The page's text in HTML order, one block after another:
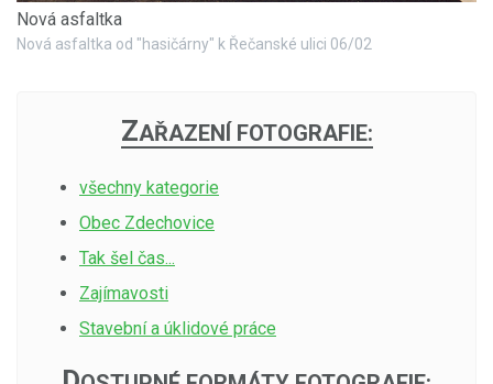
Nová asfaltka
Nová asfaltka od "hasičárny" k Řečanské ulici 06/02
ZAŘAZENÍ FOTOGRAFIE:
všechny kategorie
Obec Zdechovice
Tak šel čas...
Zajímavosti
Stavební a úklidové práce